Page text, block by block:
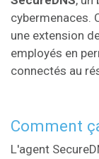
cybermenaces.
une extension
employés en
connectés au
Comment
L'agent